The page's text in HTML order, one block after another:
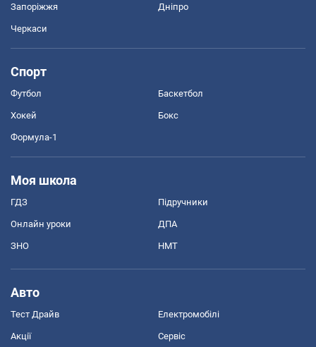
Запоріжжя Дніпро
Черкаси
Спорт
Футбол Баскетбол
Хокей Бокс
Формула-1
Моя школа
ГДЗ Підручники
Онлайн уроки ДПА
ЗНО НМТ
Авто
Тест Драйв Електромобілі
Акції Сервіс